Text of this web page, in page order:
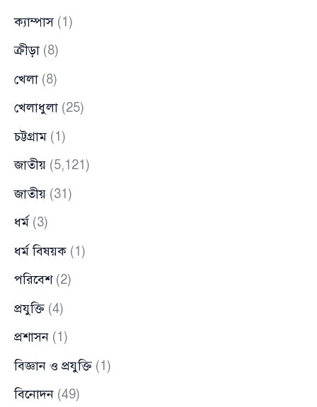
ক্যাম্পাস(1)
ক্রীড়া (8)
খেলা (8)
খেলাধুলা (25)
চট্টগ্রাম (1)
জাতীয় (5,121)
জাতীয় (31)
ধর্ম (3)
ধর্ম বিষয়ক (1)
পরিবেশ(2)
প্রযুক্তি (4)
প্রশাসন (1)
বিজ্ঞান ও প্রযুক্তি (1)
বিনোদন (49)